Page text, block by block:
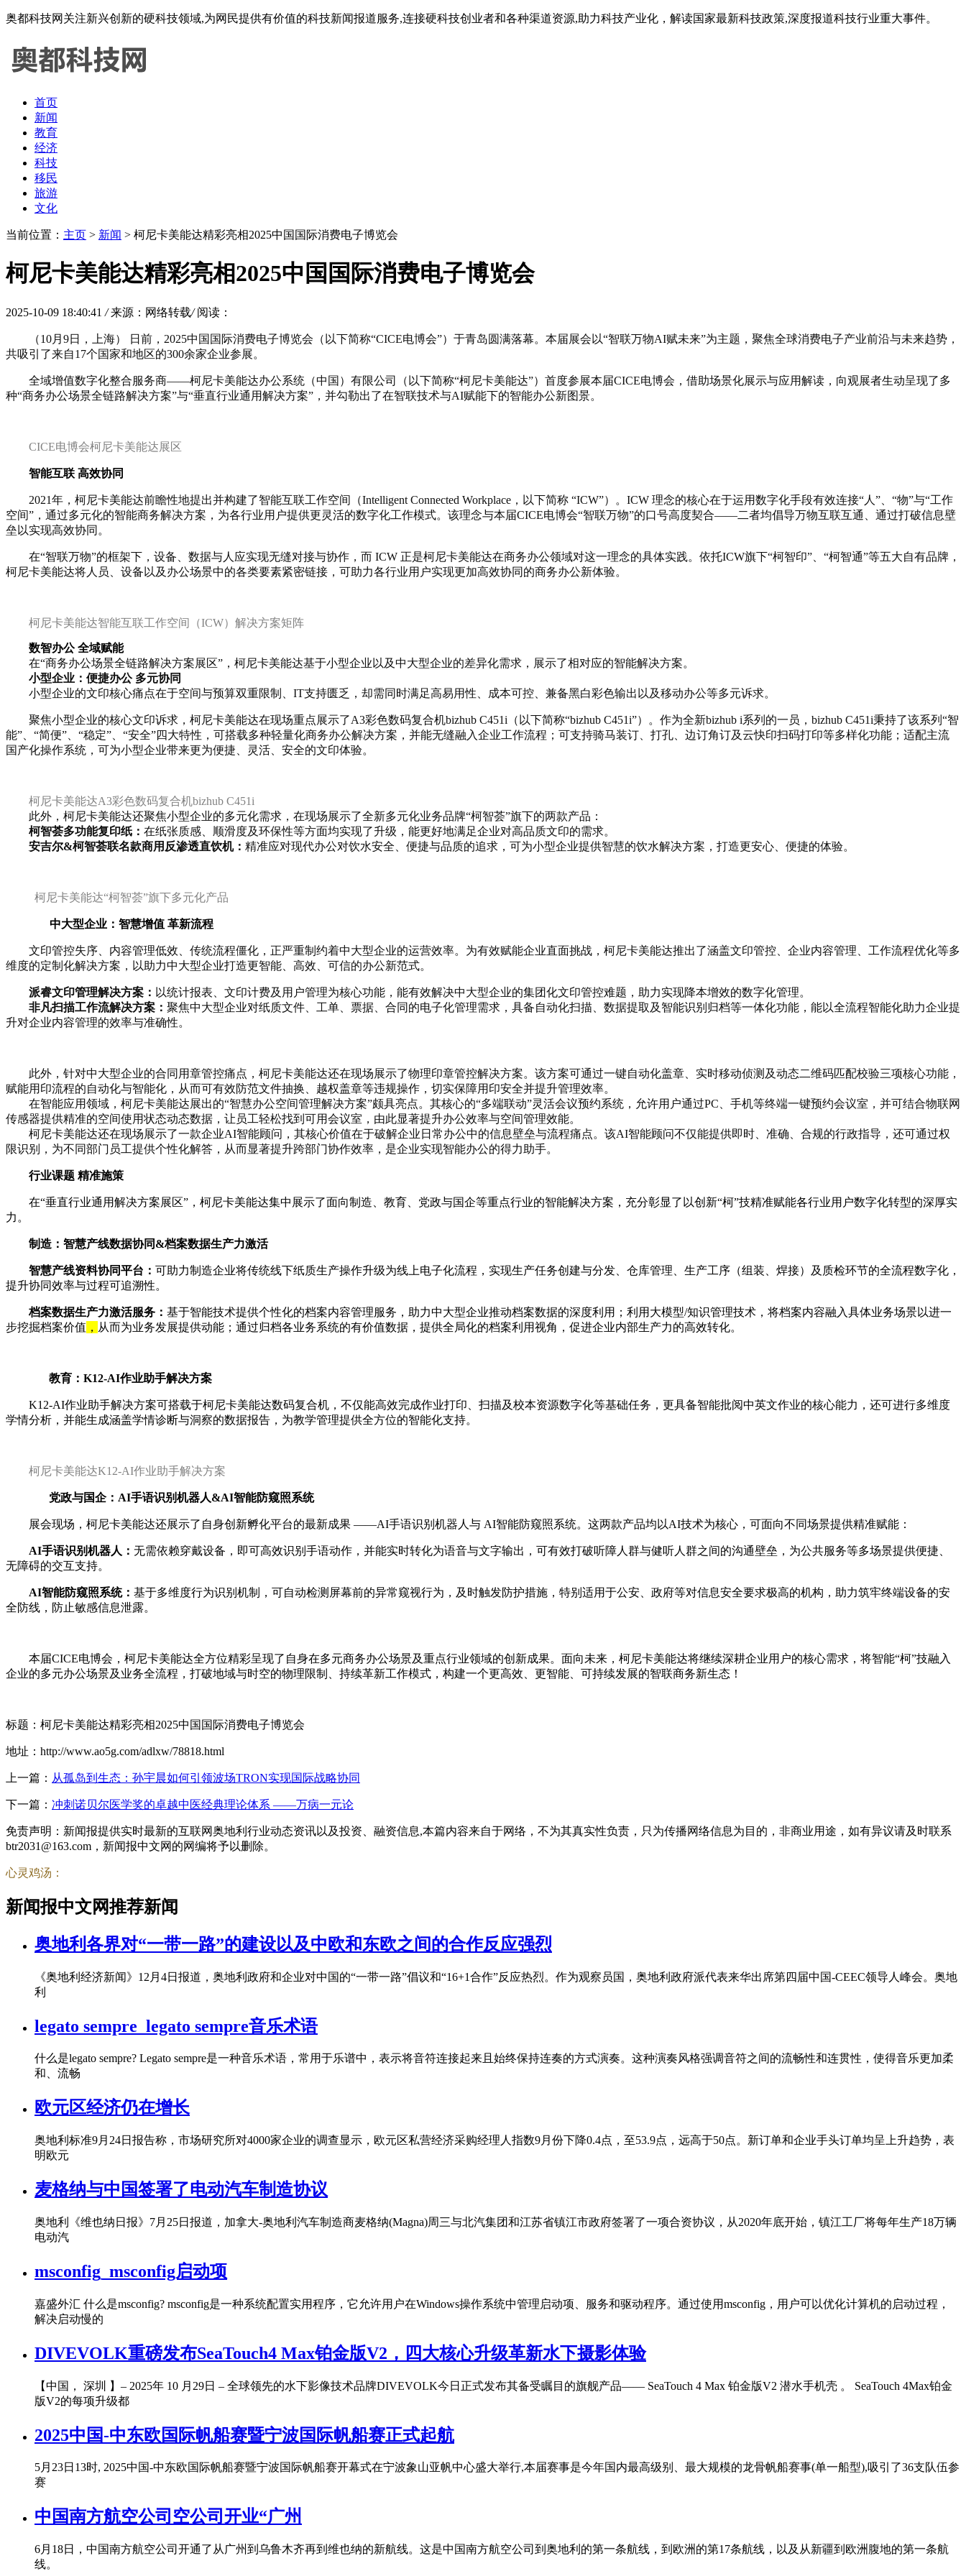
奥都科技网关注新兴创新的硬科技领域,为网民提供有价值的科技新闻报道服务,连接硬科技创业者和各种渠道资源,助力科技产业化，解读国家最新科技政策,深度报道科技行业重大事件。
首页
新闻
教育
经济
科技
移民
旅游
文化
当前位置： 主页 > 新闻 > 柯尼卡美能达精彩亮相2025中国国际消费电子博览会
柯尼卡美能达精彩亮相2025中国国际消费电子博览会
2025-10-09 18:40:41 / 来源：网络转载/ 阅读：
（10月9日，上海） 日前 ， 2025中国国际消费电子博览会（以下简称“CICE电博会”）于青岛圆满落幕。 本届展会以“智联万物AI赋未来”为主题， 聚焦全球消费电子产业前沿与未来趋势，
共吸引了来自17个国家和地区的300余家企业参展。
全域增值数字化整合服务商——柯尼卡美能达办公系统（中国）有限公司（以下简称“柯尼卡美能达”）首度参展本届CICE电博会，借助场景化展示与应用解读，向观展者生动呈现了多
种“商务办公场景全链路解决方案”与“垂直行业通用解决方案”，并勾勒出了在智联技术与AI赋能下的智能办公新图景。
CICE电博会柯尼卡美能达展区
智能互联 高效协同
2021年，柯尼卡美能达前瞻性地提出并构建了智能互联工作空间（Intelligent Connected Workplace，以下简称 “ICW”）。ICW 理念的核心在于运用数字化手段有效连接“人 ”、“物”与“工作
空间”，通过多元化的智能商务解决方案，为各行业用户提供更灵活的数字化工作模式。该理念与本届CICE电博会“智联万物”的口号高度契合——二者均倡导万物互联互通、通过打破信息壁
垒以实现高效协同。
在“智联万物”的框架下，设备、数据与人应实现无缝对接与协作，而 ICW 正是柯尼卡美能达在商务办公领域对这一理念的具体实践。依托ICW旗下“柯智印”、“柯智通”等五大自有品牌，
柯尼卡美能达将人员、设备以及办公场景中的各类要素紧密链接，可助力各行业用户实现更加高效协同的商务办公新体验。
柯尼卡美能达智能互联工作空间（ICW）解决方案矩阵
数智办公 全域赋能
在“商务办公场景全链路解决方案展区”， 柯尼卡美能达基于小型企业以及中大型企业的差异化需求，展示了相对应的智能解决方案。
小型企业：便捷办公 多元协同
小型企业的文印核心痛点在于空间与预算双重限制、IT支持匮乏，却需同时满足高易用性、成本可控、兼备黑白彩色输出以及移动办公等多元诉求。
聚焦小型企业的核心文印诉求， 柯尼卡美能达在现场重点展示了A3彩色数码复合机bizhub C451i（以下简称“bizhub C451i”）。作为全新bizhub i系列的一员 ，bizhub C451i秉持了该系列 “智
能” “简便” “稳定” “安全”四大特性， 可搭载多种轻量化商务办公解决方案， 并能无缝融入企业工作流程 ；可支持骑马装订、打孔、边订角订及云快印扫码打印等多样化功能 ；适配主流
国产化操作系统 ，可为小型企业带来更为便捷 灵活 、安全的文印体验。
柯尼卡美能达A3彩色数码复合机bizhub C451i
此外，柯尼卡美能达还聚焦小型企业的多元化需求，在现场展示了全新多元化业务品牌“柯智荟”旗下的两款产品：
柯智荟多功能复印纸 ： 在纸张质感、顺滑度及环保性等方面均实现了升级，能更好地满足企业对高品质文印的需求。
安吉尔&柯智荟联名款商用反渗透直饮机： 精准应对现代办公对饮水安全、便捷与品质的追求，可为小型企业提供智慧的饮水解决方案，打造更安心、便捷的体验。
柯尼卡美能达“柯智荟”旗下多元化产品
中大型企业：智慧增值 革新流程
文印管控失序 、内容管理低效 传统流程僵化 ， 正严重制约着中大型企业的运营效率。 为有效赋能企业直面挑战， 柯尼卡美能达推出了涵盖文印管控、企业内容管理、工作流程优化等多
维度的定制化解决方案，以助力中大型企业打造更智能、高效、 可信的办公新范式。
派睿文印管理解决方案： 以统计报表、文印计费及用户管理为核心功能，能有效解决中大型企业的集团化文印管控难题，助力实现降本增效的数字化管理。
非凡扫描工作流解决方案： 聚焦中大型企业对纸质文件、工单、票据、合同的电子化管理需求，具备自动化扫描、数据提取及智能识别归档等一体化功能，能以全流程智能化助力企业提
升对企业内容管理的效率与准确性。
此外，针对中大型企业的合同用章管控痛点，柯尼卡美能达还在现场展示了物理印章管控解决方案。该方案可通过一键自动化盖章、实时移动侦测及动态二维码匹配校验三项核心功能，
赋能用印流程的自动化与智能化，从而可有效防范文件抽换、越权盖章等违规操作，切实保障用印安全并提升管理效率。
在智能应用领域，柯尼卡美能达展出的“智慧办公空间管理解决方案”颇具亮点。其核心的“多端联动”灵活会议预约系统，允许用户通过PC、手机等终端一键预约会议室，并可结合物联网
传感器提供精准的空间使用状态动态数据，让员工轻松找到可用会议室，由此显著提升办公效率与空间管理效能。
柯尼卡美能达还在现场展示了一款企业AI智能顾问，其核心价值在于破解企业日常办公中的信息壁垒与流程痛点。该AI智能顾问不仅能提供即时、准确、合规的行政指导，还可通过权
限识别，为不同部门员工提供个性化解答，从而显著提升跨部门协作效率，是企业实现智能办公的得力助手。
行业课题 精准施策
在“垂直行业通用解决方案展区”，柯尼卡美能达集中展示了面向制造、教育、党政与国企等重点行业的智能解决方案，充分彰显了以创新“柯”技精准赋能各行业用户数字化转型的深厚实
力。
制造：智慧产线数据协同&档案数据生产力激活
智慧产线资料协同平台 ： 可助力制造企业将传统线下纸质生产操作升级为线上电子化流程，实现生产任务创建与分发、仓库管理、生产工序（组装、焊接）及质检环节的全流程数字化，
提升协同效率与过程可追溯性。
档案数据生产力激活服务： 基于智能技术提供个性化的档案内容管理服务，助力中大型企业推动档案数据的深度利用；利用大模型/知识管理技术，将档案内容融入具体业务场景以进一
步挖掘档案价值 ， 从而为业务发展提供动能；通过归档各业务系统的有价值数据，提供全局化的档案利用视角，促进企业内部生产力的高效转化。
教育：K12-AI作业助手解决方案
K12-AI作业助手解决方案可搭载于柯尼卡美能达数码复合机，不仅能高效完成作业打印、扫描及校本资源数字化等基础任务，更具备智能批阅中英文作业的核心能力，还可进行多维度
学情分析，并能生成涵盖学情诊断与洞察的数据报告，为教学管理提供全方位的智能化支持。
柯尼卡美能达K12-AI作业助手解决方案
党政与国企：AI手语识别机器人&AI智能防窥照系统
展会现场，柯尼卡美能达还展示了自身创新孵化平台的最新成果 ——AI手语识别机器人与 AI智能防窥照系统。这两款产品均以AI技术为核心，可面向不同场景提供精准赋能：
AI手语识别机器人： 无需依赖穿戴设备，即可高效识别手语动作，并能实时转化为语音与文字输出，可有效打破听障人群与健听人群之间的沟通壁垒，为公共服务等多场景提供便捷、
无障碍的交互支持。
AI智能防窥照系统： 基于多维度行为识别机制，可自动检测屏幕前的异常窥视行为，及时触发防护措施，特别适用于公安、政府等对信息安全要求极高的机构，助力筑牢终端设备的安
全防线，防止敏感信息泄露。
本届CICE电博会，柯尼卡美能达全方位精彩呈现了自身在多元商务办公场景及重点行业领域的创新成果。面向未来，柯尼卡美能达将继续深耕企业用户的核心需求，将智能“柯”技融入
企业的多元办公场景及业务全流程，打破地域与时空的物理限制、持续革新工作模式，构建一个更高效、更智能、可持续发展的智联商务新生态！
标题：柯尼卡美能达精彩亮相2025中国国际消费电子博览会
地址：http://www.ao5g.com/adlxw/78818.html
上一篇： 从孤岛到生态：孙宇晨如何引领波场TRON实现国际战略协同
下一篇： 冲刺诺贝尔医学奖的卓越中医经典理论体系 ——万病一元论
免责声明：新闻报提供实时最新的互联网奥地利行业动态资讯以及投资、融资信息,本篇内容来自于网络，不为其真实性负责，只为传播网络信息为目的，非商业用途，如有异议请及时联系
btr2031@163.com，新闻报中文网的网编将予以删除。
心灵鸡汤：
新闻报中文网推荐新闻
奥地利各界对“一带一路”的建设以及中欧和东欧之间的合作反应强烈
《奥地利经济新闻》12月4日报道，奥地利政府和企业对中国的“一带一路”倡议和“16+1合作”反应热烈。作为观察员国，奥地利政府派代表来华出席第四届中国-CEEC领导人峰会。奥地
利
legato sempre_legato sempre音乐术语
什么是legato sempre? Legato sempre是一种音乐术语，常用于乐谱中，表示将音符连接起来且始终保持连奏的方式演奏。这种演奏风格强调音符之间的流畅性和连贯性，使得音乐更加柔
和、流畅
欧元区经济仍在增长
奥地利标准9月24日报告称，市场研究所对4000家企业的调查显示，欧元区私营经济采购经理人指数9月份下降0.4点，至53.9点，远高于50点。新订单和企业手头订单均呈上升趋势，表
明欧元
麦格纳与中国签署了电动汽车制造协议
奥地利《维也纳日报》7月25日报道，加拿大-奥地利汽车制造商麦格纳(Magna)周三与北汽集团和江苏省镇江市政府签署了一项合资协议，从2020年底开始，镇江工厂将每年生产18万辆
电动汽
msconfig_msconfig启动项
嘉盛外汇 什么是msconfig? msconfig是一种系统配置实用程序，它允许用户在Windows操作系统中管理启动项、服务和驱动程序。通过使用msconfig，用户可以优化计算机的启动过程，
解决启动慢的
DIVEVOLK重磅发布SeaTouch4 Max铂金版V2，四大核心升级革新水下摄影体验
【中国， 深圳 】– 2025年 10 月29日 – 全球领先的水下影像技术品牌DIVEVOLK今日正式发布其备受瞩目的旗舰产品—— SeaTouch 4 Max 铂金版V2 潜水手机壳 。 SeaTouch 4Max铂金
版V2的每项升级都
2025中国-中东欧国际帆船赛暨宁波国际帆船赛正式起航
5月23日13时, 2025中国-中东欧国际帆船赛暨宁波国际帆船赛开幕式在宁波象山亚帆中心盛大举行,本届赛事是今年国内最高级别、最大规模的龙骨帆船赛事(单一船型),吸引了36支队伍参
赛
中国南方航空公司空公司开业“广州
6月18日，中国南方航空公司开通了从广州到乌鲁木齐再到维也纳的新航线。这是中国南方航空公司到奥地利的第一条航线，到欧洲的第17条航线，以及从新疆到欧洲腹地的第一条航
线。